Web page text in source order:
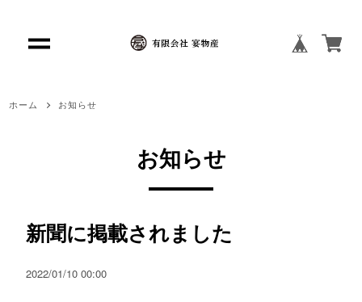
ホーム お知らせ
お知らせ
新聞に掲載されました
2022/01/10 00:00